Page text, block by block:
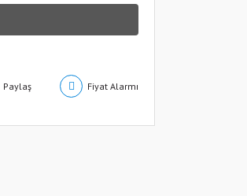
Paylaş Fiyat Alarmı